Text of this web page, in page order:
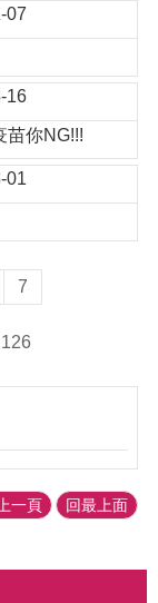
07
16
苗你NG!!!
01
7
126
一頁 回最上面